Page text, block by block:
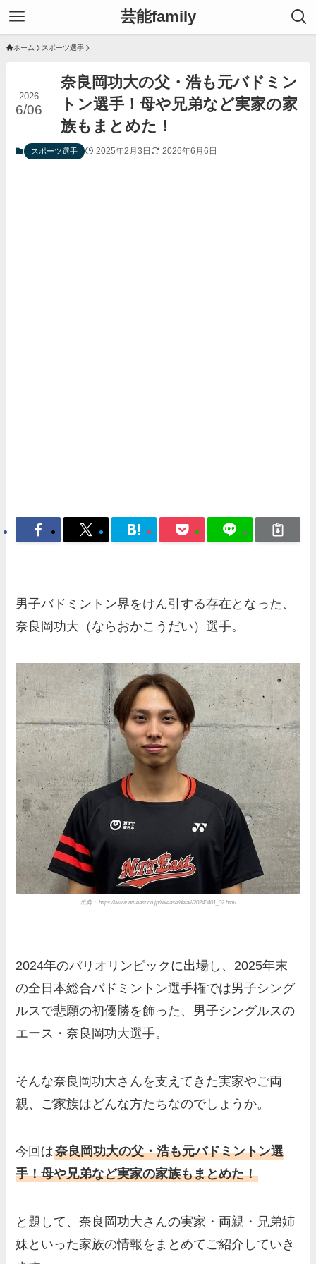
芸能family
ホーム スポーツ選手
奈良岡功大の父・浩も元バドミン
トン選手！母や兄弟など実家の家
族もまとめた！
2026
6/06
スポーツ選手 2025年2月3日 2026年6月6日
男子バドミントン界をけん引する存在となった、
奈良岡功大（ならおかこうだい）選手。
出典： https://www.ntt-east.co.jp/release/detail/20240401_02.html
2024年のパリオリンピックに出場し、2025年末
の全日本総合バドミントン選手権では男子シング
ルスで悲願の初優勝を飾った、男子シングルスの
エース・奈良岡功大選手。
そんな奈良岡功大さんを支えてきた実家やご両
親、ご家族はどんな方たちなのでしょうか。
今回は奈良岡功大の父・浩も元バドミントン選
手！母や兄弟など実家の家族もまとめた！
と題して、奈良岡功大さんの実家・両親・兄弟姉
妹といった家族の情報をまとめてご紹介していき